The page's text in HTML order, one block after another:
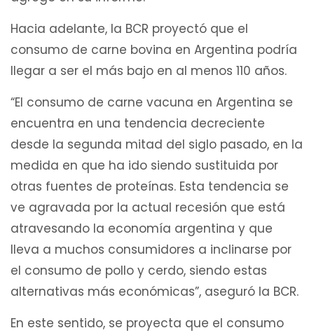
Hacia adelante, la BCR proyectó que el
consumo de carne bovina en Argentina podría
llegar a ser el más bajo en al menos 110 años.
“El consumo de carne vacuna en Argentina se
encuentra en una tendencia decreciente
desde la segunda mitad del siglo pasado, en la
medida en que ha ido siendo sustituida por
otras fuentes de proteínas. Esta tendencia se
ve agravada por la actual recesión que está
atravesando la economía argentina y que
lleva a muchos consumidores a inclinarse por
el consumo de pollo y cerdo, siendo estas
alternativas más económicas”, aseguró la BCR.
En este sentido, se proyecta que el consumo